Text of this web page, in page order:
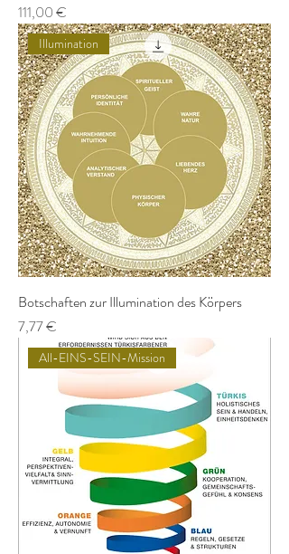
Preis
111,00 €
Illumination
Botschaften zur Illumination des Körpers
Preis
7,77 €
All-EINS-SEIN-Mission